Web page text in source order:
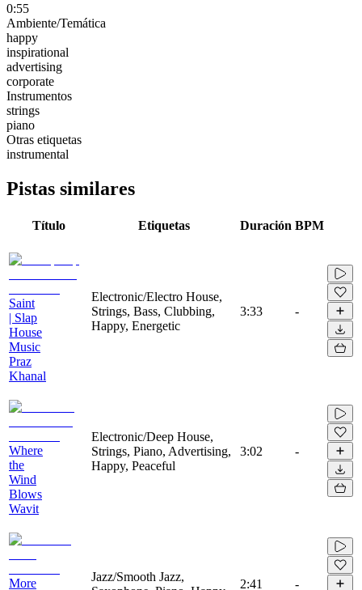
0:55
Ambiente/Temática
happy
inspirational
advertising
corporate
Instrumentos
strings
piano
Otras etiquetas
instrumental
Pistas similares
Título Etiquetas Duración BPM
Saint
| Slap
House
Music
Praz
Khanal
Electronic/Electro House,
Strings, Bass, Clubbing,
Happy, Energetic
3:33 -
Where
the
Wind
Blows
Wavit
Electronic/Deep House,
Strings, Piano, Advertising,
Happy, Peaceful
3:02 -
More
Jazz/Smooth Jazz,
2:41 -